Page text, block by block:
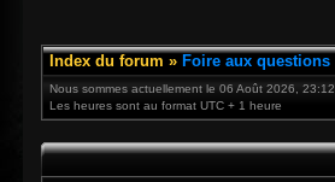
Index du forum » Foire aux questions
Nous sommes actuellement le 06 Août 2026, 23:12
Les heures sont au format UTC + 1 heure